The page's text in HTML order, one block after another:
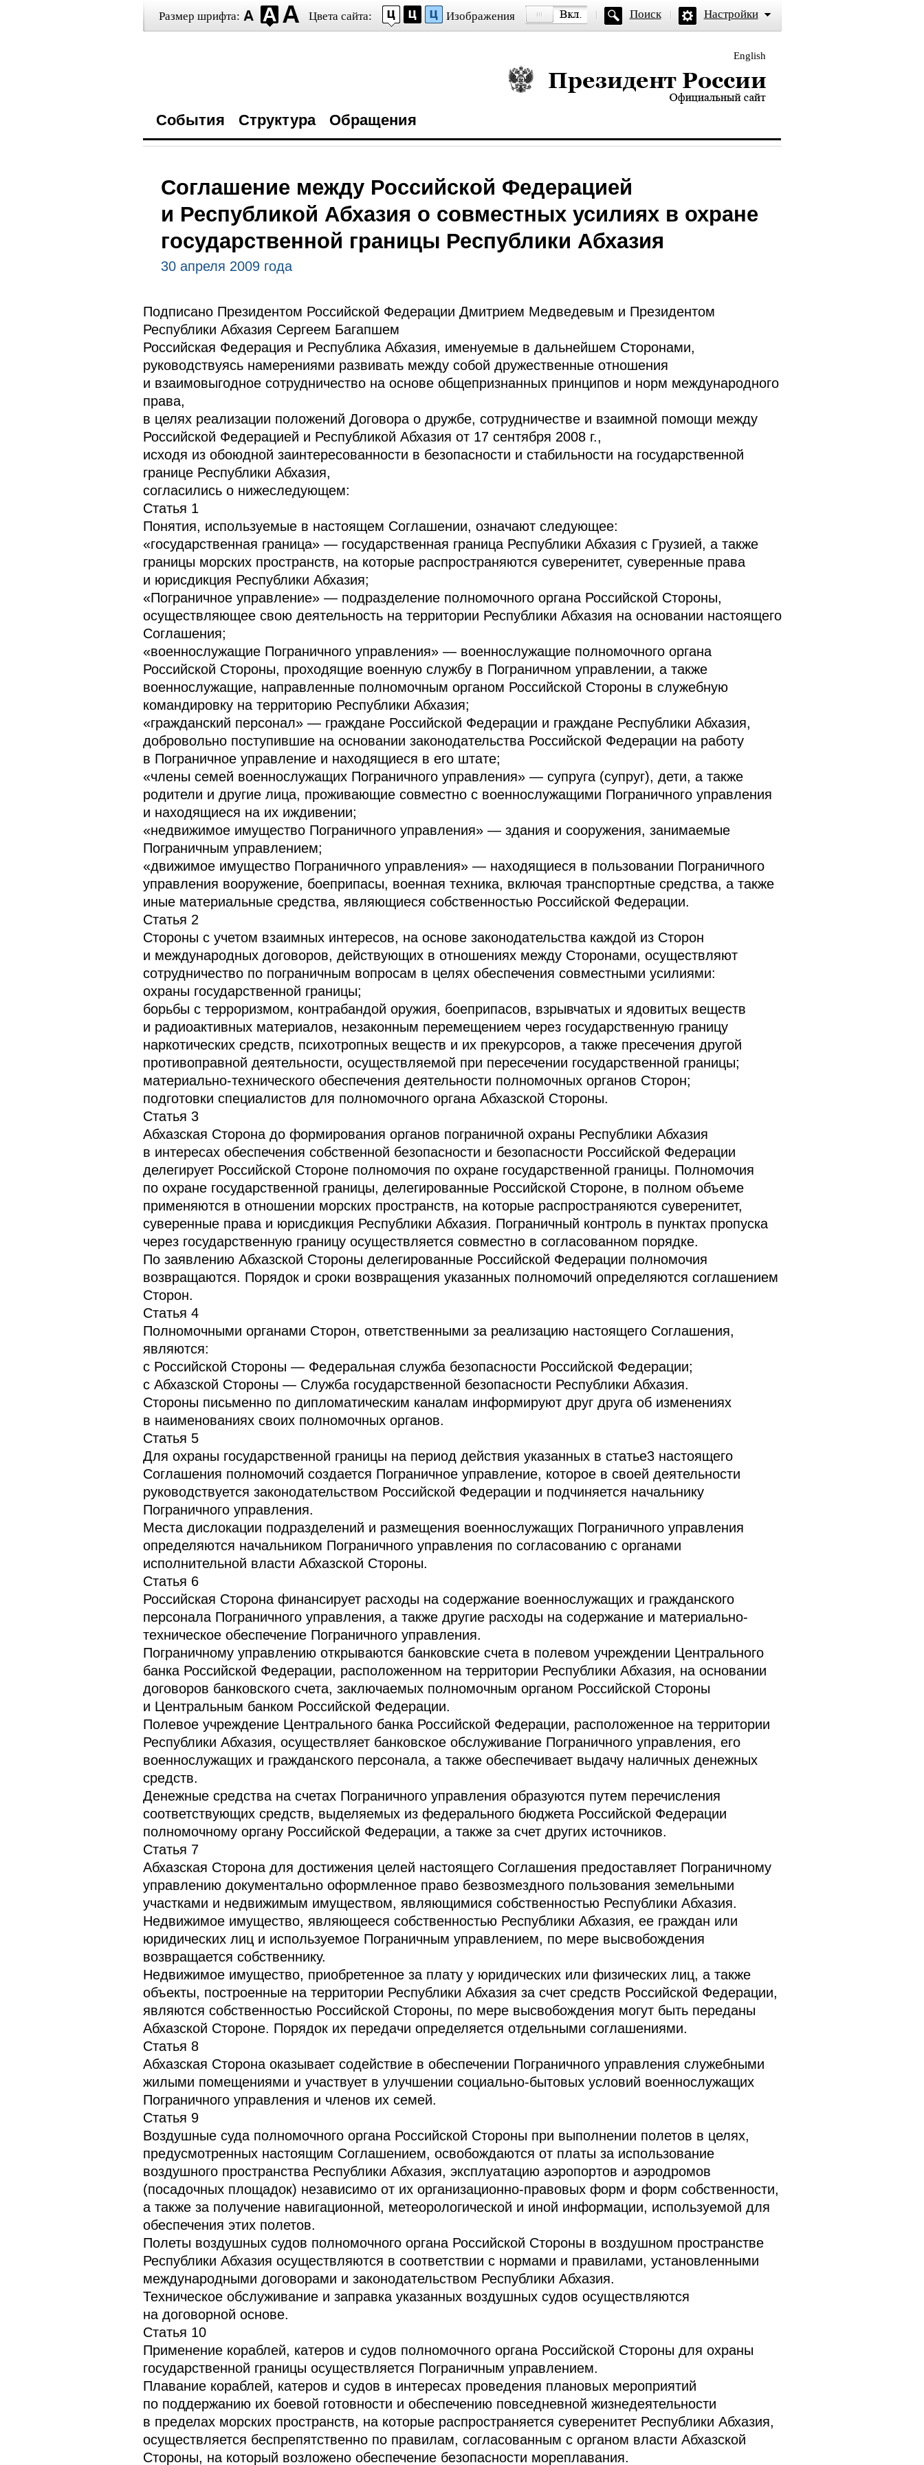
Размер шрифта: Цвета сайта: Изображения Поиск Настройки
English
Президент России — официальный сайт
События Структура Обращения
Соглашение между Российской Федерацией
и Республикой Абхазия о совместных усилиях в охране
государственной границы Республики Абхазия
30 апреля 2009 года
Подписано Президентом Российской Федерации Дмитрием Медведевым и Президентом
Республики Абхазия Сергеем Багапшем
Российская Федерация и Республика Абхазия, именуемые в дальнейшем Сторонами,
руководствуясь намерениями развивать между собой дружественные отношения
и взаимовыгодное сотрудничество на основе общепризнанных принципов и норм международного
права,
в целях реализации положений Договора о дружбе, сотрудничестве и взаимной помощи между
Российской Федерацией и Республикой Абхазия от 17 сентября 2008 г.,
исходя из обоюдной заинтересованности в безопасности и стабильности на государственной
границе Республики Абхазия,
согласились о нижеследующем:
Статья 1
Понятия, используемые в настоящем Соглашении, означают следующее:
«государственная граница» — государственная граница Республики Абхазия с Грузией, а также
границы морских пространств, на которые распространяются суверенитет, суверенные права
и юрисдикция Республики Абхазия;
«Пограничное управление» — подразделение полномочного органа Российской Стороны,
осуществляющее свою деятельность на территории Республики Абхазия на основании настоящего
Соглашения;
«военнослужащие Пограничного управления» — военнослужащие полномочного органа
Российской Стороны, проходящие военную службу в Пограничном управлении, а также
военнослужащие, направленные полномочным органом Российской Стороны в служебную
командировку на территорию Республики Абхазия;
«гражданский персонал» — граждане Российской Федерации и граждане Республики Абхазия,
добровольно поступившие на основании законодательства Российской Федерации на работу
в Пограничное управление и находящиеся в его штате;
«члены семей военнослужащих Пограничного управления» — супруга (супруг), дети, а также
родители и другие лица, проживающие совместно с военнослужащими Пограничного управления
и находящиеся на их иждивении;
«недвижимое имущество Пограничного управления» — здания и сооружения, занимаемые
Пограничным управлением;
«движимое имущество Пограничного управления» — находящиеся в пользовании Пограничного
управления вооружение, боеприпасы, военная техника, включая транспортные средства, а также
иные материальные средства, являющиеся собственностью Российской Федерации.
Статья 2
Стороны с учетом взаимных интересов, на основе законодательства каждой из Сторон
и международных договоров, действующих в отношениях между Сторонами, осуществляют
сотрудничество по пограничным вопросам в целях обеспечения совместными усилиями:
охраны государственной границы;
борьбы с терроризмом, контрабандой оружия, боеприпасов, взрывчатых и ядовитых веществ
и радиоактивных материалов, незаконным перемещением через государственную границу
наркотических средств, психотропных веществ и их прекурсоров, а также пресечения другой
противоправной деятельности, осуществляемой при пересечении государственной границы;
материально-технического обеспечения деятельности полномочных органов Сторон;
подготовки специалистов для полномочного органа Абхазской Стороны.
Статья 3
Абхазская Сторона до формирования органов пограничной охраны Республики Абхазия
в интересах обеспечения собственной безопасности и безопасности Российской Федерации
делегирует Российской Стороне полномочия по охране государственной границы. Полномочия
по охране государственной границы, делегированные Российской Стороне, в полном объеме
применяются в отношении морских пространств, на которые распространяются суверенитет,
суверенные права и юрисдикция Республики Абхазия. Пограничный контроль в пунктах пропуска
через государственную границу осуществляется совместно в согласованном порядке.
По заявлению Абхазской Стороны делегированные Российской Федерации полномочия
возвращаются. Порядок и сроки возвращения указанных полномочий определяются соглашением
Сторон.
Статья 4
Полномочными органами Сторон, ответственными за реализацию настоящего Соглашения,
являются:
с Российской Стороны — Федеральная служба безопасности Российской Федерации;
с Абхазской Стороны — Служба государственной безопасности Республики Абхазия.
Стороны письменно по дипломатическим каналам информируют друг друга об изменениях
в наименованиях своих полномочных органов.
Статья 5
Для охраны государственной границы на период действия указанных в статье3 настоящего
Соглашения полномочий создается Пограничное управление, которое в своей деятельности
руководствуется законодательством Российской Федерации и подчиняется начальнику
Пограничного управления.
Места дислокации подразделений и размещения военнослужащих Пограничного управления
определяются начальником Пограничного управления по согласованию с органами
исполнительной власти Абхазской Стороны.
Статья 6
Российская Сторона финансирует расходы на содержание военнослужащих и гражданского
персонала Пограничного управления, а также другие расходы на содержание и материально-
техническое обеспечение Пограничного управления.
Пограничному управлению открываются банковские счета в полевом учреждении Центрального
банка Российской Федерации, расположенном на территории Республики Абхазия, на основании
договоров банковского счета, заключаемых полномочным органом Российской Стороны
и Центральным банком Российской Федерации.
Полевое учреждение Центрального банка Российской Федерации, расположенное на территории
Республики Абхазия, осуществляет банковское обслуживание Пограничного управления, его
военнослужащих и гражданского персонала, а также обеспечивает выдачу наличных денежных
средств.
Денежные средства на счетах Пограничного управления образуются путем перечисления
соответствующих средств, выделяемых из федерального бюджета Российской Федерации
полномочному органу Российской Федерации, а также за счет других источников.
Статья 7
Абхазская Сторона для достижения целей настоящего Соглашения предоставляет Пограничному
управлению документально оформленное право безвозмездного пользования земельными
участками и недвижимым имуществом, являющимися собственностью Республики Абхазия.
Недвижимое имущество, являющееся собственностью Республики Абхазия, ее граждан или
юридических лиц и используемое Пограничным управлением, по мере высвобождения
возвращается собственнику.
Недвижимое имущество, приобретенное за плату у юридических или физических лиц, а также
объекты, построенные на территории Республики Абхазия за счет средств Российской Федерации,
являются собственностью Российской Стороны, по мере высвобождения могут быть переданы
Абхазской Стороне. Порядок их передачи определяется отдельными соглашениями.
Статья 8
Абхазская Сторона оказывает содействие в обеспечении Пограничного управления служебными
жилыми помещениями и участвует в улучшении социально-бытовых условий военнослужащих
Пограничного управления и членов их семей.
Статья 9
Воздушные суда полномочного органа Российской Стороны при выполнении полетов в целях,
предусмотренных настоящим Соглашением, освобождаются от платы за использование
воздушного пространства Республики Абхазия, эксплуатацию аэропортов и аэродромов
(посадочных площадок) независимо от их организационно-правовых форм и форм собственности,
а также за получение навигационной, метеорологической и иной информации, используемой для
обеспечения этих полетов.
Полеты воздушных судов полномочного органа Российской Стороны в воздушном пространстве
Республики Абхазия осуществляются в соответствии с нормами и правилами, установленными
международными договорами и законодательством Республики Абхазия.
Техническое обслуживание и заправка указанных воздушных судов осуществляются
на договорной основе.
Статья 10
Применение кораблей, катеров и судов полномочного органа Российской Стороны для охраны
государственной границы осуществляется Пограничным управлением.
Плавание кораблей, катеров и судов в интересах проведения плановых мероприятий
по поддержанию их боевой готовности и обеспечению повседневной жизнедеятельности
в пределах морских пространств, на которые распространяется суверенитет Республики Абхазия,
осуществляется беспрепятственно по правилам, согласованным с органом власти Абхазской
Стороны, на который возложено обеспечение безопасности мореплавания.